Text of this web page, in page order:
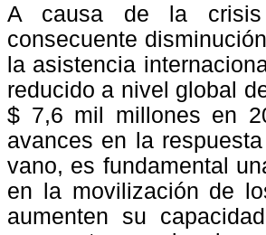
A causa de la crisis
consecuente
la asistencia
reducido a nivel global
$ 7,6 mil millones en
avances en la
vano, es fundamental
en la movilización de
aumenten su